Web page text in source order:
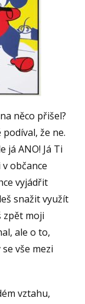
něco přišel?
že ne.
já ANO! Já Ti
občance
vyjádřit
snažit využít
zpět moji
ale o to,
vše mezi
vztahu,